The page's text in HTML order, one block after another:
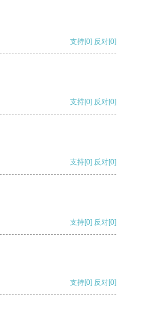
支持[0] 反对[0]
支持[0] 反对[0]
支持[0] 反对[0]
支持[0] 反对[0]
支持[0] 反对[0]